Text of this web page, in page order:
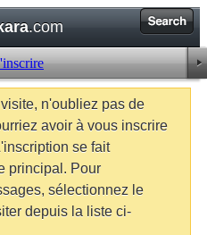
.com
n'oubliez pas de
avoir à vous inscrire
se fait
principal. Pour
sélectionnez le
depuis la liste ci-